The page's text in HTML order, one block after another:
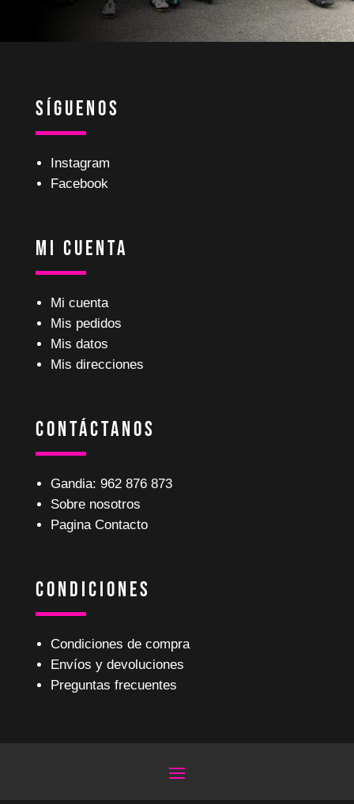
Síguenos
Instagram
Facebook
Mi Cuenta
Mi cuenta
Mis pedidos
Mis datos
Mis direcciones
Contáctanos
Gandia: 962 876 873
Sobre nosotros
Pagina Contacto
Condiciones
Condiciones de compra
Envíos y devoluciones
Preguntas frecuentes